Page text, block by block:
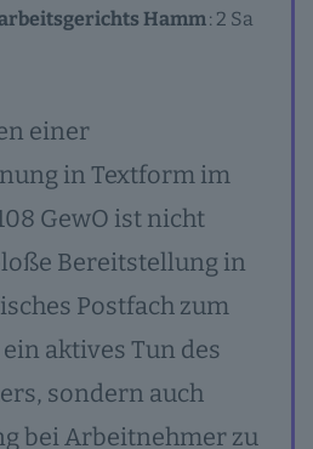
Hamm: 2 Sa
einer
in Textform im
GewO ist nicht
Bereitstellung in
Postfach zum
aktives Tun des
sondern auch
bei Arbeitnehmer zu